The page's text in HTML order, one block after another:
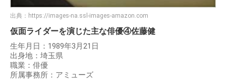
出典： https://images-na.ssl-images-amazon.com
仮面ライダーを演じた主な俳優④佐藤健
生年月日：1989年3月21日
出身地：埼玉県
職業：俳優
所属事務所：アミューズ